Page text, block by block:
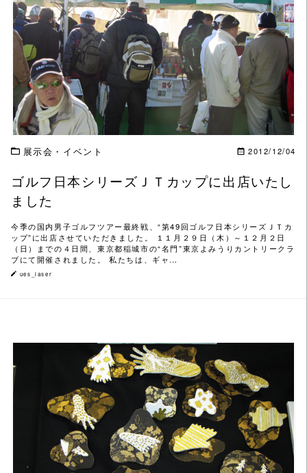
この記事を読む
展示会・イベント 2012/12/04
ゴルフ日本シリーズＪＴカップに出店いたし
ました
今季の国内男子ゴルフツアー最終戦、“第49回ゴルフ日本シリーズＪＴカ
ップ”に出店させていただきました。 １１月２９日（木）～１２月２日
（日）までの４日間、東京都稲城市の“名門”東京よみうりカントリークラ
ブにて開催されました。 私たちは、ギャ…
ues_laser
この記事を読む